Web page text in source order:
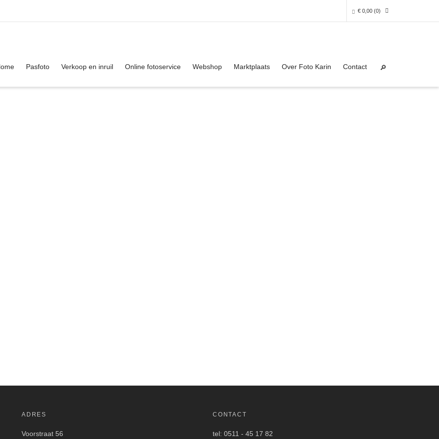
. Show me the colour items.
€ 0,00 (0)
Pasfoto Verkoop en inruil Online fotoservice Webshop Marktplaats Over Foto Karin Contact
ADRES
Voorstraat 56
CONTACT
tel: 0511 - 45 17 82